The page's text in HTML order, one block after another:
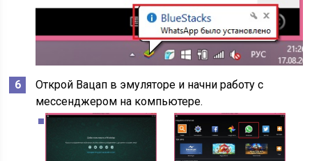
Открой Вацап в эмуляторе и начни работу с
мессенджером на компьютере.